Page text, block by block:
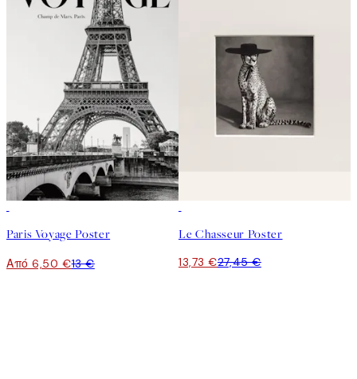
Paris Voyage Poster
Από 6,50 €13 €
Le Chasseur Poster
13,73 €27,45 €